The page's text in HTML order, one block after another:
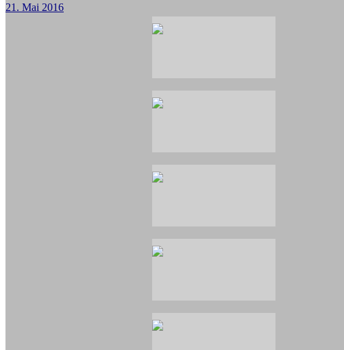
21. Mai 2016